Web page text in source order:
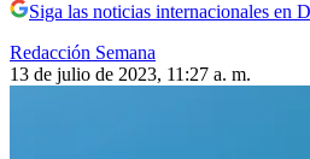
Siga las noticias internacionales en
Redacción Semana
13 de julio de 2023, 11:27 a. m.